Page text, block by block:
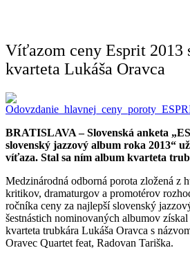
Víťazom ceny Esprit 2013
kvarteta Lukáša Oravca
BRATISLAVA – Slovenská anketa
slovenský jazzový album roka 2013“
víťaza. Stal sa ním album kvarteta
Medzinárodná odborná porota zložená z
kritikov, dramaturgov a promotérov
ročníka ceny za najlepší slovenský
šestnástich nominovaných albumov
kvarteta trubkára Lukáša Oravca s
Oravec Quartet feat, Radovan Tariška.